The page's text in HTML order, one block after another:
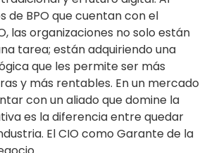
de BPO que cuentan con el
las organizaciones no solo están
tarea; están adquiriendo una
que les permite ser más
y más rentables. En un mercado
con un aliado que domine la
es la diferencia entre quedar
El CIO como Garante de la